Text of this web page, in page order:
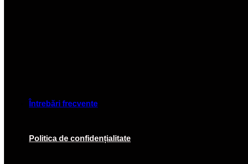
Întrebări frecvente
Politica de confidențialitate